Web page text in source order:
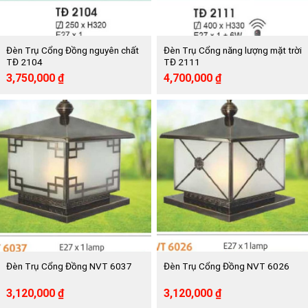
Đèn Trụ Cổng Đồng nguyên chất
TĐ 2104
Giá
gốc
là:
7,560,000 ₫.
3,750,000 ₫Giá
hiện
tại
là:
3,750,000 ₫.
Đèn Trụ Cổng năng lượng mặt trời
TĐ 2111
Giá
gốc
là:
9,480,000 ₫.
4,700,000 ₫Giá
hiện
tại
là:
4,700,000 ₫.
Đèn Trụ Cổng Đồng NVT 6037
Giá
gốc
3,120,000 ₫Giá
hiện
Đèn Trụ Cổng Đồng NVT 6026
Giá
gốc
3,120,000 ₫Giá
hiện